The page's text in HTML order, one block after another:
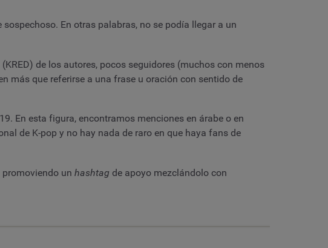
En otras palabras, no se podía llegar a un
de los autores, pocos seguidores (muchos con menos
más que referirse a una frase u oración con sentido de
En esta figura, encontramos menciones en árabe o en
de K-pop y no hay nada de raro en que haya fans de
un hashtag de apoyo mezclándolo con